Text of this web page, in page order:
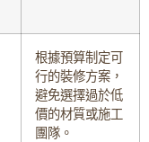
根據預算制定可
行的裝修方案，
避免選擇過於低
價的材質或施工
團隊。